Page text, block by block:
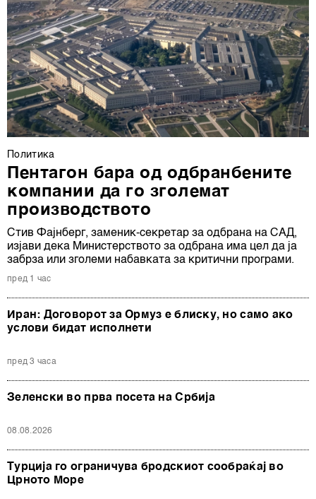
Политика
Пентагон бара од одбранбените
компании да го зголемат
производството
Стив Фајнберг, заменик-секретар за одбрана на САД,
изјави дека Министерството за одбрана има цел да ја
забрза или зголеми набавката за критични програми.
пред 1 час
Иран: Договорот за Ормуз е блиску, но само ако
услови бидат исполнети
пред 3 часа
Зеленски во прва посета на Србија
08.08.2026
Турција го ограничува бродскиот сообраќај во
Црното Море